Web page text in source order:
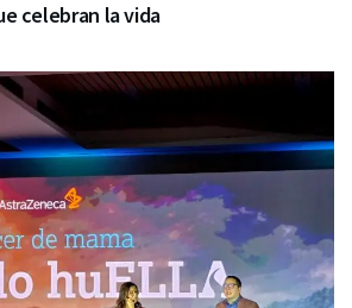
celebran la vida